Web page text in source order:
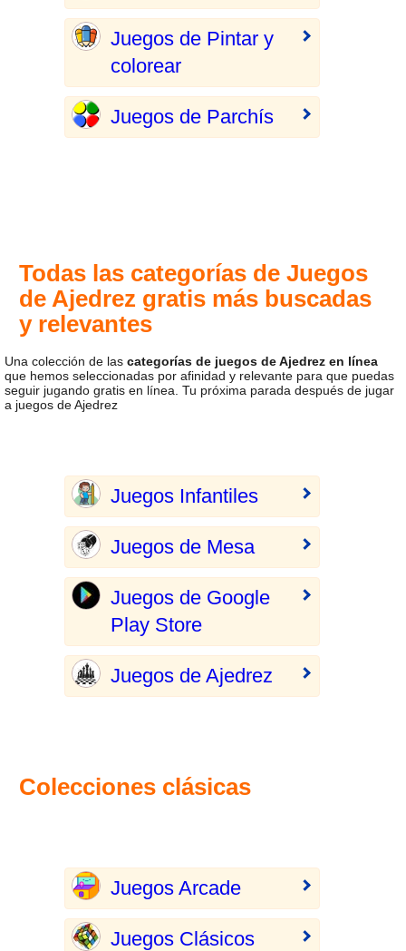
Juegos de Pintar y
colorear
Juegos de Parchís
Todas las categorías de Juegos
de Ajedrez gratis más buscadas
y relevantes
Una colección de las categorías de juegos de Ajedrez en línea
que hemos seleccionadas por afinidad y relevante para que puedas
seguir jugando gratis en línea. Tu próxima parada después de jugar
a juegos de Ajedrez
Juegos Infantiles
Juegos de Mesa
Juegos de Google
Play Store
Juegos de Ajedrez
Colecciones clásicas
Juegos Arcade
Juegos Clásicos